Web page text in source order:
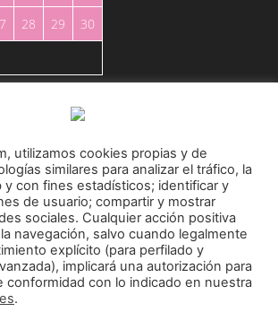
28 29
30
los derechos reservados
utilización total o parcial, por cualquier medio, sin autorización
utilizamos cookies propias y de
similares para analizar el tráfico, la
y con fines estadísticos; identificar y
de usuario; compartir y mostrar
sociales. Cualquier acción positiva
navegación, salvo cuando legalmente
explícito (para perfilado y
implicará una autorización para
conformidad con lo indicado en nuestra
.